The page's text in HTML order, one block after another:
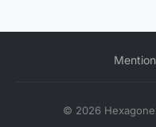
© 2026